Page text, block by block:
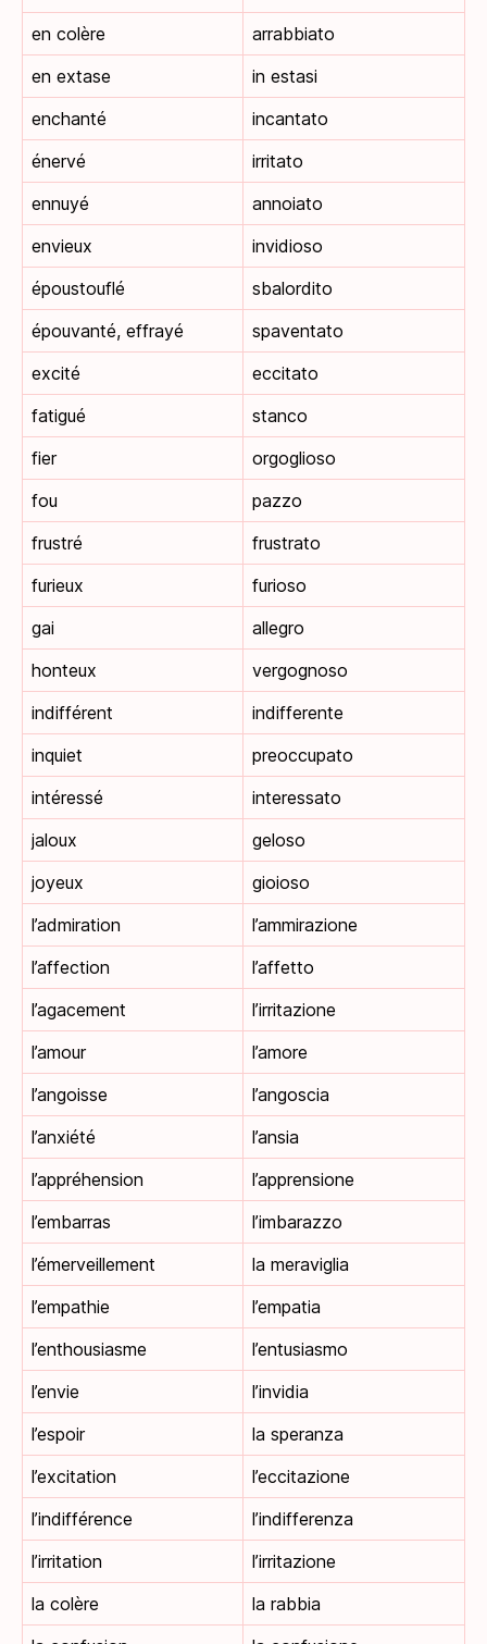
en colère
arrabbiato
en extase
in estasi
enchanté
incantato
énervé
irritato
ennuyé
annoiato
envieux
invidioso
époustouflé
sbalordito
épouvanté, effrayé
spaventato
excité
eccitato
fatigué
stanco
fier
orgoglioso
fou
pazzo
frustré
frustrato
furieux
furioso
gai
allegro
honteux
vergognoso
indifférent
indifferente
inquiet
preoccupato
intéressé
interessato
jaloux
geloso
joyeux
gioioso
l’admiration
l’ammirazione
l’affection
l’affetto
l’agacement
l’irritazione
l’amour
l’amore
l’angoisse
l’angoscia
l’anxiété
l’ansia
l’appréhension
l’apprensione
l’embarras
l’imbarazzo
l’émerveillement
la meraviglia
l’empathie
l’empatia
l’enthousiasme
l’entusiasmo
l’envie
l’invidia
l’espoir
la speranza
l’excitation
l’eccitazione
l’indifférence
l’indifferenza
l’irritation
l’irritazione
la colère
la rabbia